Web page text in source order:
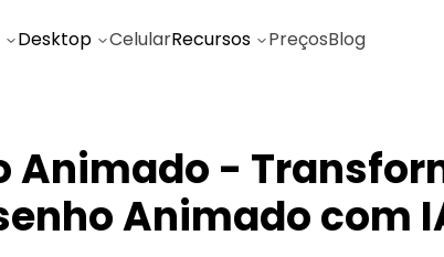
Desktop CelularRecursos PreçosBlog
Animado -
Animado com